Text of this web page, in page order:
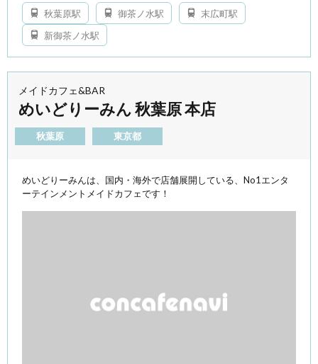
秋葉原駅 御茶ノ水駅 末広町駅
新御茶ノ水駅
メイドカフェ&BAR
めいどりーみん 秋葉原 本店
秋葉原 東京都
めいどりーみんは、国内・海外で店舗展開している、No1エンタ
ーテインメントメイドカフェです！